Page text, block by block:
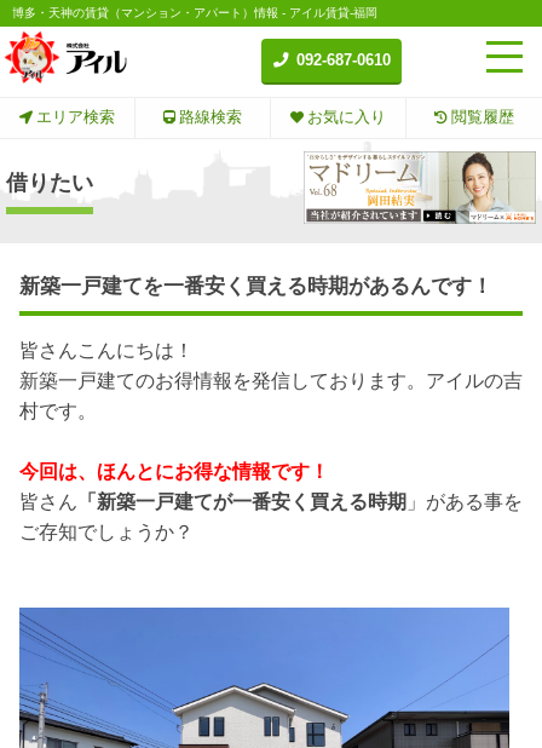
博多・天神の賃貸（マンション・アパート）情報 - アイル賃貸-福岡
092-687-0610
エリア検索 路線検索 お気に入り 閲覧履歴
借りたい
新築一戸建てを一番安く買える時期があるんです！
皆さんこんにちは！
新築一戸建てのお得情報を発信しております。アイルの吉
村です。
今回は、ほんとにお得な情報です！
皆さん 「新築一戸建てが一番安く買える時期 」がある事を
ご存知でしょうか？